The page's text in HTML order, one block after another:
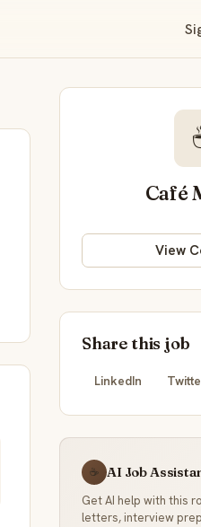
Café
View
Share this job
LinkedIn
☕ AI Job
Get AI help with this
letters, interview